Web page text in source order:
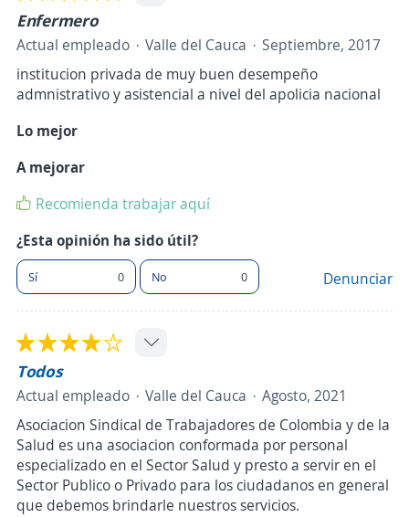
Enfermero
Actual empleado Valle del Cauca
Septiembre, 2017
institucion privada de muy buen desempeño
admnistrativo y asistencial a nivel del apolicia nacional
Lo mejor
A mejorar
Recomienda trabajar aquí
¿Esta opinión ha sido útil?
Sí 0 No 0 Denunciar
Todos
Actual empleado Valle del Cauca
Agosto, 2021
Asociacion Sindical de Trabajadores de Colombia y de la
Salud es una asociacion conformada por personal
especializado en el Sector Salud y presto a servir en el
Sector Publico o Privado para los ciudadanos en general
que debemos brindarle nuestros servicios.